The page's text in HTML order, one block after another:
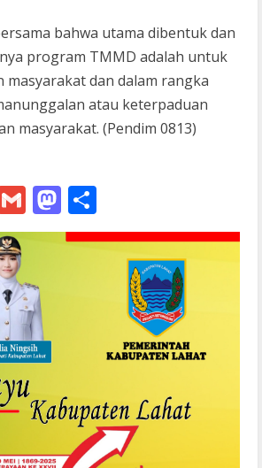
bahwa utama dibentuk dan
program TMMD adalah untuk
masyarakat dan dalam rangka
atau keterpaduan
masyarakat. (Pendim 0813)
GmailMastodon